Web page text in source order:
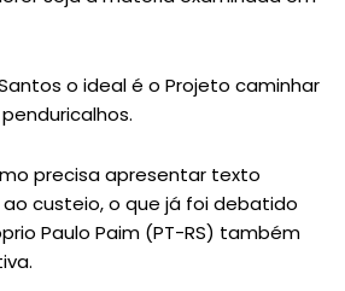
o ideal é o Projeto caminhar
precisa apresentar texto
custeio, o que já foi debatido
Paulo Paim (PT-RS) também